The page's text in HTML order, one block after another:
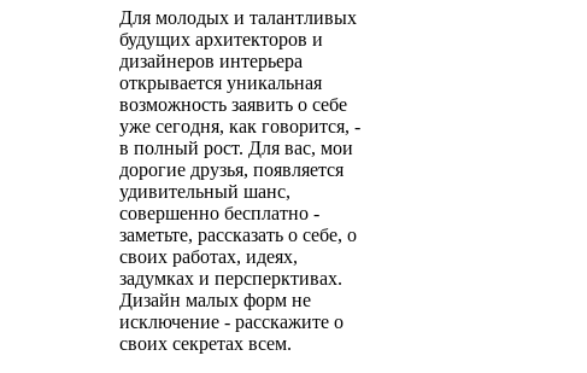
Для молодых и талантливых
будущих архитекторов и
дизайнеров интерьера
открывается уникальная
возможность заявить о себе
уже сегодня, как говорится, -
в полный рост. Для вас, мои
дорогие друзья, появляется
удивительный шанс,
совершенно бесплатно -
заметьте, рассказать о себе, о
своих работах, идеях,
задумках и персперктивах.
Дизайн малых форм не
исключение - расскажите о
своих секретах всем.